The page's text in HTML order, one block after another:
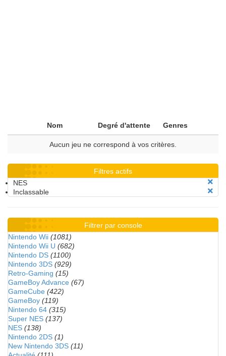
Nom Degré d'attente Genres
Aucun jeu ne correspond à vos critères.
Filtres actifs
NES
Inclassable
Filtrer par console
Nintendo Wii (1081)
Nintendo Wii U (682)
Nintendo DS (1100)
Nintendo 3DS (929)
Retro-Gaming (15)
GameBoy Advance (67)
GameCube (422)
GameBoy (119)
Nintendo 64 (315)
Super NES (137)
NES (138)
Nintendo 2DS (1)
New Nintendo 3DS (11)